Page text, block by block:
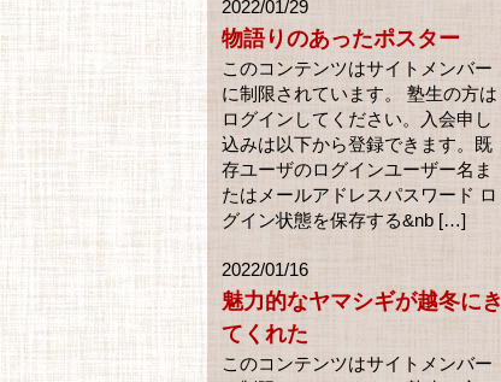
2022/01/29
物語りのあったポスター
このコンテンツはサイトメンバー
に制限されています。 塾生の方は
ログインしてください。入会申し
込みは以下から登録できます。既
存ユーザのログインユーザー名ま
たはメールアドレスパスワード ロ
グイン状態を保存する&nb […]
2022/01/16
魅力的なヤマシギが越冬にき
てくれた
このコンテンツはサイトメンバー